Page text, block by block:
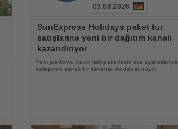
Oku
03.08.2026
SunExpress Holidays paket tur
satışlarına yeni bir dağıtım kanalı
kazandırıyor
Yeni platform, klasik tatil paketlerini aile ziyaretleriyle
birleştiren esnek bir seyahat modeli sunuyor